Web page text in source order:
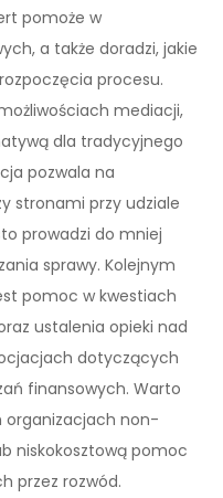
pomoże w
a także doradzi, jakie
procesu.
mediacji,
dla tradycyjnego
pozwala na
stronami przy udziale
prowadzi do mniej
sprawy. Kolejnym
pomoc w kwestiach
ustalenia opieki nad
dotyczących
finansowych. Warto
organizacjach non-
niskokosztową pomoc
przez rozwód.